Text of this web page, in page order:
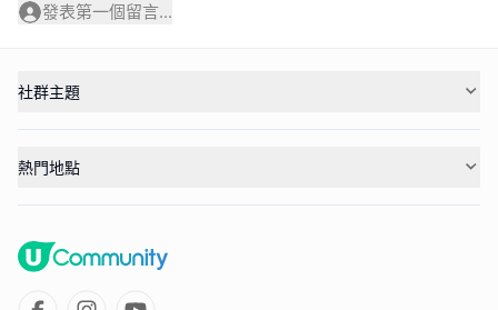
發表第一個留言...
社群主題
熱門地點